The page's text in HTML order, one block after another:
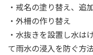
・戒名の塗り替え、追
・外柵の作り替え
・水抜きを設置し水は
て雨水の浸入を防ぐ方